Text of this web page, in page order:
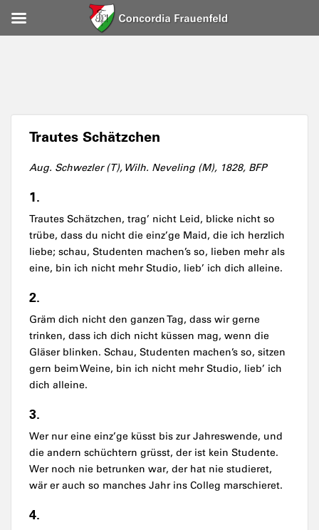
Trautes Schätzchen
Aug. Schwezler (T), Wilh. Neveling (M), 1828, BFP
1.
Trautes Schätzchen, trag’ nicht Leid, blicke nicht so
trübe, dass du nicht die einz’ge Maid, die ich herzlich
liebe; schau, Studenten machen’s so, lieben mehr als
eine, bin ich nicht mehr Studio, lieb’ ich dich alleine.
2.
Gräm dich nicht den ganzen Tag, dass wir gerne
trinken, dass ich dich nicht küssen mag, wenn die
Gläser blinken. Schau, Studenten machen’s so, sitzen
gern beim Weine, bin ich nicht mehr Studio, lieb’ ich
dich alleine.
3.
Wer nur eine einz’ge küsst bis zur Jahreswende, und
die andern schüchtern grüsst, der ist kein Studente.
Wer noch nie betrunken war, der hat nie studieret,
wär er auch so manches Jahr ins Colleg marschieret.
4.